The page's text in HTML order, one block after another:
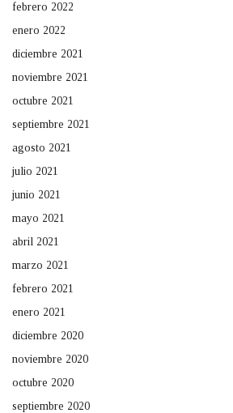
febrero 2022
enero 2022
diciembre 2021
noviembre 2021
octubre 2021
septiembre 2021
agosto 2021
julio 2021
junio 2021
mayo 2021
abril 2021
marzo 2021
febrero 2021
enero 2021
diciembre 2020
noviembre 2020
octubre 2020
septiembre 2020